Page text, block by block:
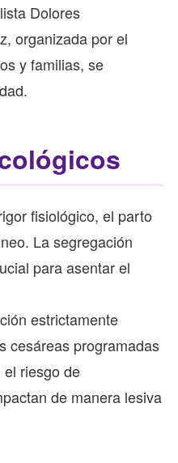
Dolores
organizada por el
y familias, se
fisiológico, el parto
La segregación
para asentar el
estrictamente
cesáreas programadas
riesgo de
de manera lesiva